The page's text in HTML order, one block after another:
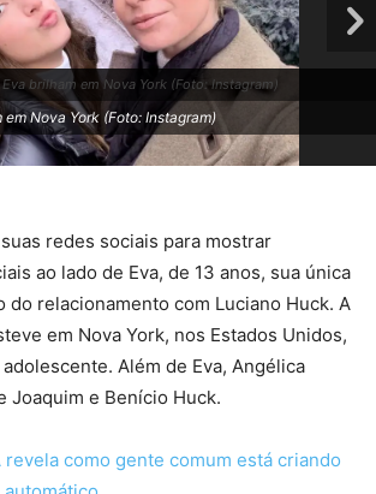
brilham em Nova York (Foto: Instagram)
Nova York (Foto: Instagram)
redes sociais para mostrar
ao lado de Eva, de 13 anos, sua única
do relacionamento com Luciano Huck. A
em Nova York, nos Estados Unidos,
Além de Eva, Angélica
Joaquim e Benício Huck.
revela como gente comum está criando